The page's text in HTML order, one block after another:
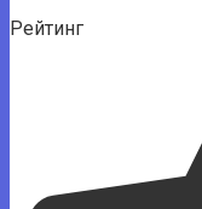
Рейтинг